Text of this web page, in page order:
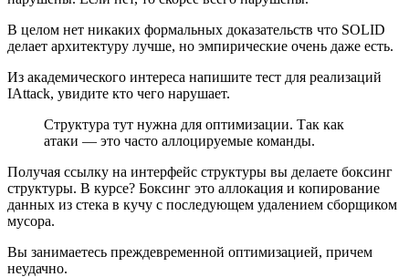
В целом нет никаких формальных доказательств что SOLID
делает архитектуру лучше, но эмпирические очень даже есть.
Из академического интереса напишите тест для реализаций
IAttack, увидите кто чего нарушает.
Структура тут нужна для оптимизации. Так как
атаки — это часто аллоцируемые команды.
Получая ссылку на интерфейс структуры вы делаете боксинг
структуры. В курсе? Боксинг это аллокация и копирование
данных из стека в кучу с последующем удалением сборщиком
мусора.
Вы занимаетесь преждевременной оптимизацией, причем
неудачно.